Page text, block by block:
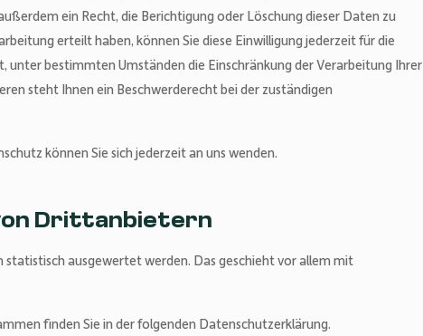
ein Recht, die Berichtigung oder Löschung dieser Daten zu
erteilt haben, können Sie diese Einwilligung jederzeit für die
unter bestimmten Umständen die Einschränkung der Verarbeitung Ihrer
steht Ihnen ein Beschwerderecht bei der zuständigen
können Sie sich jederzeit an uns wenden.
Drittanbietern
statistisch ausgewertet werden. Das geschieht vor allem mit
finden Sie in der folgenden Datenschutzerklärung.